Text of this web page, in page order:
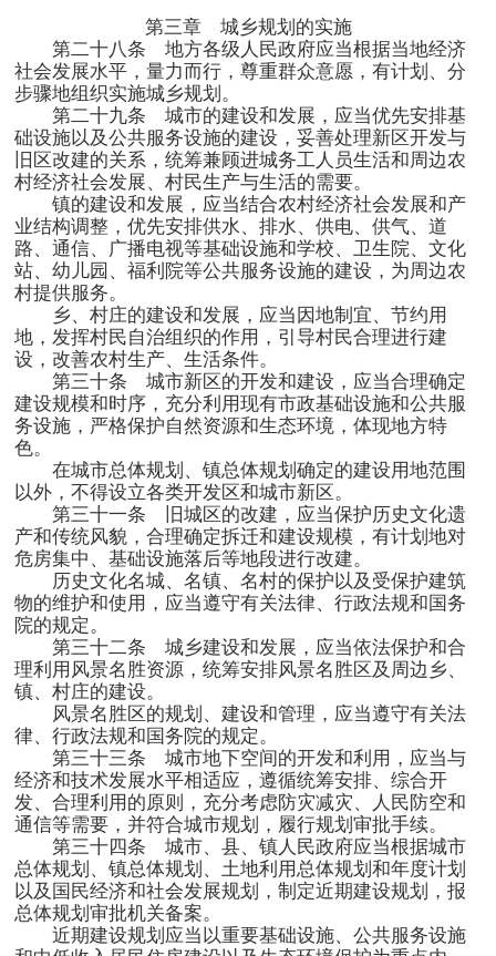
第三章 城乡规划的实施
第二十八条 地方各级人民政府应当根据当地经济
社会发展水平，量力而行，尊重群众意愿，有计划、分
步骤地组织实施城乡规划。
第二十九条 城市的建设和发展，应当优先安排基
础设施以及公共服务设施的建设，妥善处理新区开发与
旧区改建的关系，统筹兼顾进城务工人员生活和周边农
村经济社会发展、村民生产与生活的需要。
镇的建设和发展，应当结合农村经济社会发展和产
业结构调整，优先安排供水、排水、供电、供气、道
路、通信、广播电视等基础设施和学校、卫生院、文化
站、幼儿园、福利院等公共服务设施的建设，为周边农
村提供服务。
乡、村庄的建设和发展，应当因地制宜、节约用
地，发挥村民自治组织的作用，引导村民合理进行建
设，改善农村生产、生活条件。
第三十条 城市新区的开发和建设，应当合理确定
建设规模和时序，充分利用现有市政基础设施和公共服
务设施，严格保护自然资源和生态环境，体现地方特
色。
在城市总体规划、镇总体规划确定的建设用地范围
以外，不得设立各类开发区和城市新区。
第三十一条 旧城区的改建，应当保护历史文化遗
产和传统风貌，合理确定拆迁和建设规模，有计划地对
危房集中、基础设施落后等地段进行改建。
历史文化名城、名镇、名村的保护以及受保护建筑
物的维护和使用，应当遵守有关法律、行政法规和国务
院的规定。
第三十二条 城乡建设和发展，应当依法保护和合
理利用风景名胜资源，统筹安排风景名胜区及周边乡、
镇、村庄的建设。
风景名胜区的规划、建设和管理，应当遵守有关法
律、行政法规和国务院的规定。
第三十三条 城市地下空间的开发和利用，应当与
经济和技术发展水平相适应，遵循统筹安排、综合开
发、合理利用的原则，充分考虑防灾减灾、人民防空和
通信等需要，并符合城市规划，履行规划审批手续。
第三十四条 城市、县、镇人民政府应当根据城市
总体规划、镇总体规划、土地利用总体规划和年度计划
以及国民经济和社会发展规划，制定近期建设规划，报
总体规划审批机关备案。
近期建设规划应当以重要基础设施、公共服务设施